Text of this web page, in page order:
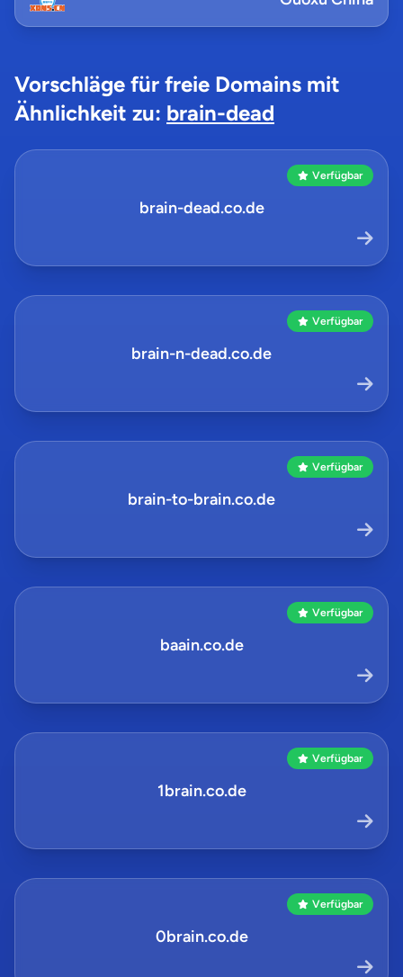
Vorschläge für freie Domains mit
Ähnlichkeit zu: brain-dead
Verfügbar
brain-dead.co.de
Verfügbar
brain-n-dead.co.de
Verfügbar
brain-to-brain.co.de
Verfügbar
baain.co.de
Verfügbar
1brain.co.de
Verfügbar
0brain.co.de